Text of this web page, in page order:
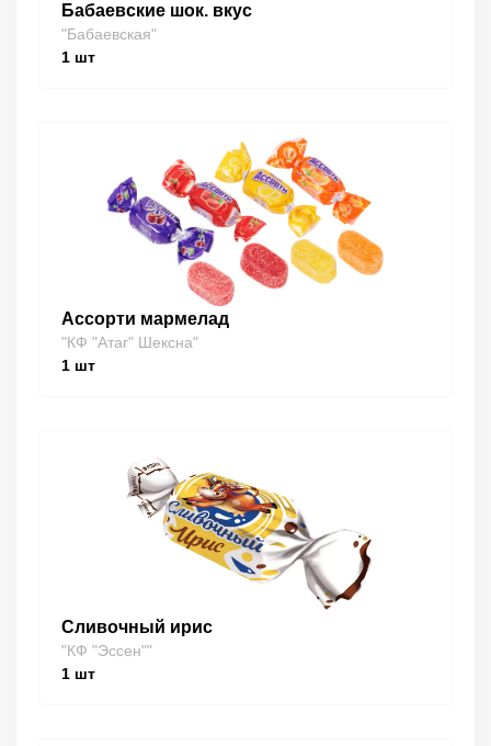
Бабаевские шок. вкус
"Бабаевская"
1 шт
Ассорти мармелад
"КФ "Атаг" Шексна"
1 шт
Сливочный ирис
"КФ "Эссен""
1 шт